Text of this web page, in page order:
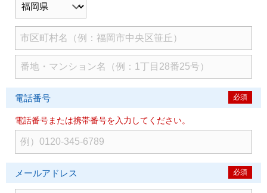
必須
電話番号
電話番号または携帯番号を入力してください。
必須
メールアドレス